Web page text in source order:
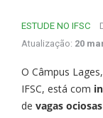
ESTUDE NO IFSC
Atualização: 20
O Câmpus
IFSC, está com
de vagas ociosas